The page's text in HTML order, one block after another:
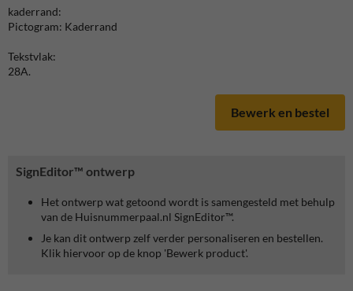
SignEditor™ ontwerp
Het ontwerp wat getoond wordt is samengesteld met behulp
van de Huisnummerpaal.nl SignEditor™.
Je kan dit ontwerp zelf verder personaliseren en bestellen.
Klik hiervoor op de knop 'Bewerk product'.
kaderrand:
Pictogram: Kaderrand
Tekstvlak:
28A.
Bewerk en bestel